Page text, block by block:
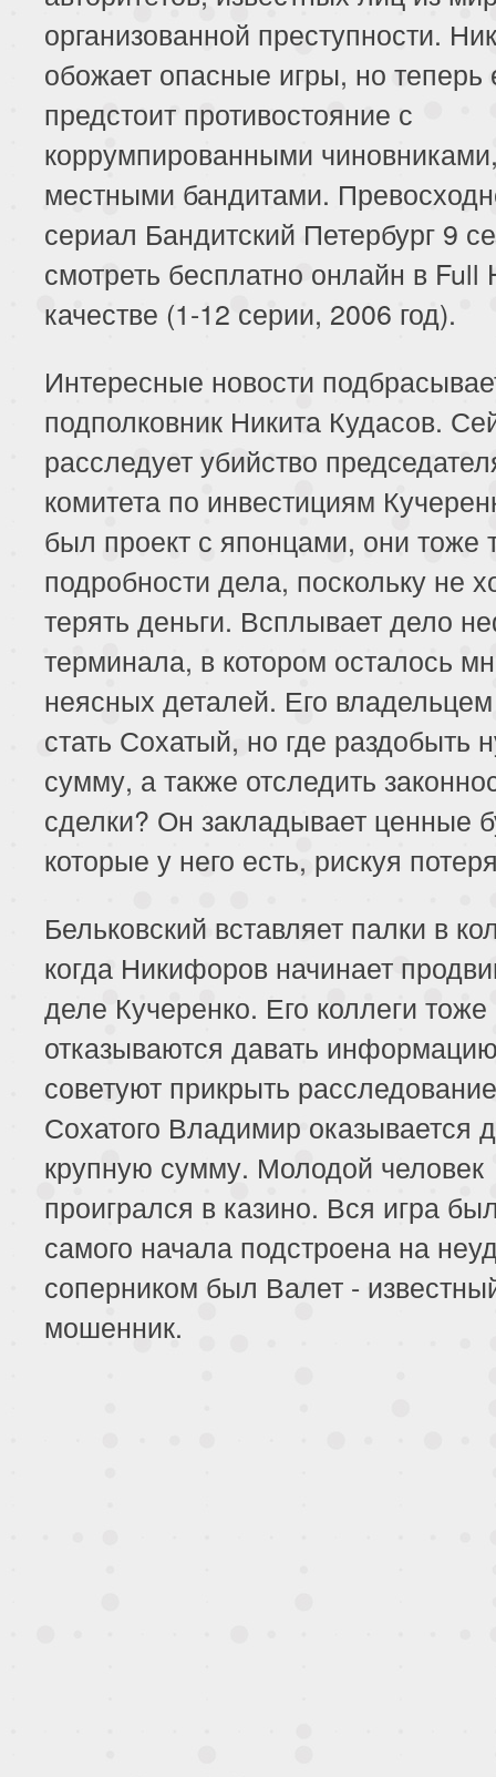
организованной преступности.
обожает опасные игры, но теперь
предстоит противостояние с
коррумпированными
местными бандитами.
сериал Бандитский Петербург 9
смотреть бесплатно онлайн в Full
качестве (1-12 серии, 2006 год).
Интересные новости
подполковник Никита Кудасов.
расследует убийство
комитета по инвестициям
был проект с японцами, они тоже
подробности дела, поскольку не
терять деньги. Всплывает дело
терминала, в котором осталось
неясных деталей. Его
стать Сохатый, но где раздобыть
сумму, а также отследить
сделки? Он закладывает ценные
которые у него есть, рискуя
Бельковский вставляет палки в
когда Никифоров начинает
деле Кучеренко. Его коллеги тоже
отказываются давать
советуют прикрыть
Сохатого Владимир оказывается
крупную сумму. Молодой человек
проигрался в казино. Вся игра
самого начала подстроена на
соперником был Валет -
мошенник.